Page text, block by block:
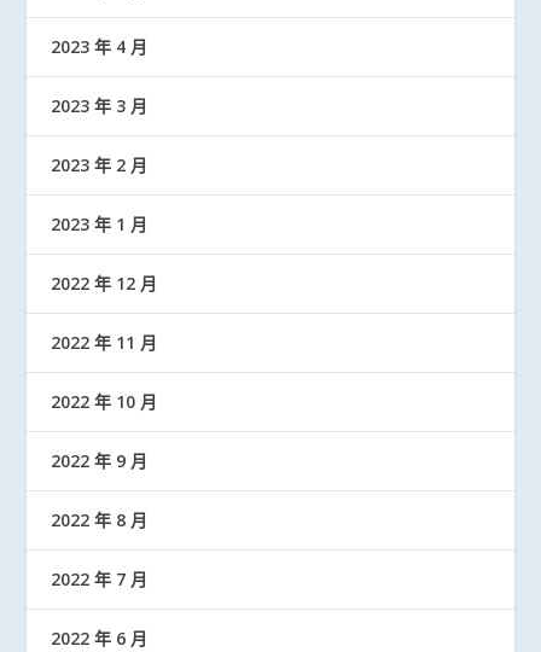
2023 年 4 月
2023 年 3 月
2023 年 2 月
2023 年 1 月
2022 年 12 月
2022 年 11 月
2022 年 10 月
2022 年 9 月
2022 年 8 月
2022 年 7 月
2022 年 6 月